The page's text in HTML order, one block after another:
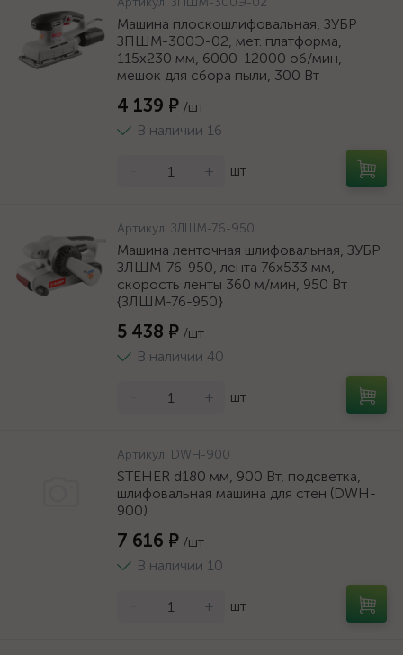
Машина плоскошлифовальная, ЗУБР
ЗПШМ-300Э-02, мет. платформа,
115х230 мм, 6000-12000 об/мин,
мешок для сбора пыли, 300 Вт
4 139 ₽ /шт
В наличии 16
+ шт
Артикул: ЗЛШМ-76-950
Машина ленточная шлифовальная, ЗУБР
ЗЛШМ-76-950, лента 76x533 мм,
скорость ленты 360 м/мин, 950 Вт
{ЗЛШМ-76-950}
5 438 ₽ /шт
В наличии 40
+ шт
Артикул: DWH-900
STEHER d180 мм, 900 Вт, подсветка,
шлифовальная машина для стен (DWH-
900)
7 616 ₽ /шт
В наличии 10
+ шт